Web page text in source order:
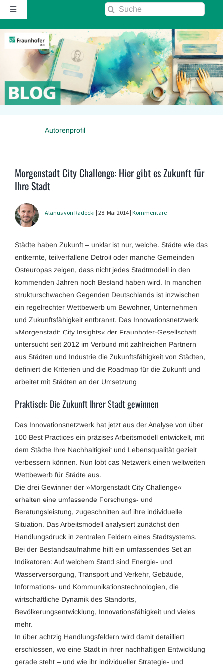
Zum
Inhalt
springen
Toggle
Navigation
Startseite
Über diesen Blog
Kontakt
Kommentarrichtlinie
Suche
Autorenprofil
Morgenstadt City Challenge: Hier gibt es Zukunft für
Ihre Stadt
Alanus von Radecki | 28. Mai 2014 | Kommentare
Städte haben Zukunft – unklar ist nur, welche. Städte wie das
entkernte, teilverfallene Detroit oder manche Gemeinden
Osteuropas zeigen, dass nicht jedes Stadtmodell in den
kommenden Jahren noch Bestand haben wird. In manchen
strukturschwachen Gegenden Deutschlands ist inzwischen
ein regelrechter Wettbewerb um Bewohner, Unternehmen
und Zukunftsfähigkeit entbrannt. Das Innovationsnetzwerk
»Morgenstadt: City Insights« der Fraunhofer-Gesellschaft
untersucht seit 2012 im Verbund mit zahlreichen Partnern
aus Städten und Industrie die Zukunftsfähigkeit von Städten,
definiert die Kriterien und die Roadmap für die Zukunft und
arbeitet mit Städten an der Umsetzung
Praktisch: Die Zukunft Ihrer Stadt gewinnen
Das Innovationsnetzwerk hat jetzt aus der Analyse von über
100 Best Practices ein präzises Arbeitsmodell entwickelt, mit
dem Städte Ihre Nachhaltigkeit und Lebensqualität gezielt
verbessern können. Nun lobt das Netzwerk einen weltweiten
Wettbewerb für Städte aus.
Die drei Gewinner der »Morgenstadt City Challenge«
erhalten eine umfassende Forschungs- und
Beratungsleistung, zugeschnitten auf ihre individuelle
Situation. Das Arbeitsmodell analysiert zunächst den
Handlungsdruck in zentralen Feldern eines Stadtsystems.
Bei der Bestandsaufnahme hilft ein umfassendes Set an
Indikatoren: Auf welchem Stand sind Energie- und
Wasserversorgung, Transport und Verkehr, Gebäude,
Informations- und Kommunikationstechnologien, die
wirtschaftliche Dynamik des Standorts,
Bevölkerungsentwicklung, Innovationsfähigkeit und vieles
mehr.
In über achtzig Handlungsfeldern wird damit detailliert
erschlossen, wo eine Stadt in ihrer nachhaltigen Entwicklung
gerade steht – und wie ihr individueller Strategie- und